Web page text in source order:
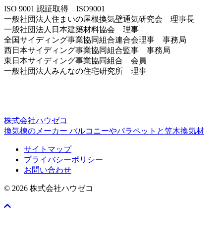
ISO 9001 認証取得 ISO9001
一般社団法人住まいの屋根換気壁通気研究会 理事長
一般社団法人日本建築材料協会 理事
全国サイディング事業協同組合連合会理事 事務局
西日本サイディング事業協同組合監事 事務局
東日本サイディング事業協同組合 会員
一般社団法人みんなの住宅研究所 理事
株式会社ハウゼコ
換気棟のメーカー バルコニーやパラペットと笠木換気材
サイトマップ
プライバシーポリシー
お問い合わせ
© 2026 株式会社ハウゼコ